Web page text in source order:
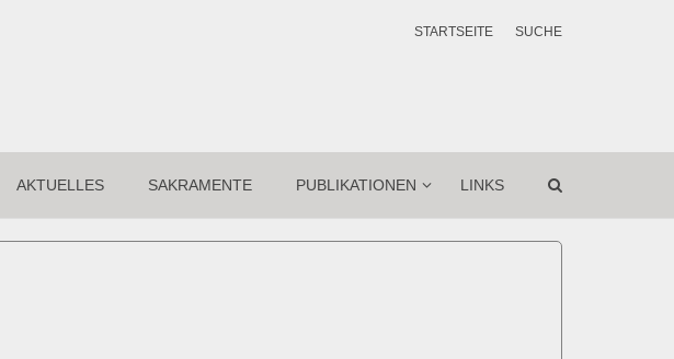
STARTSEITE SUCHE
AKTUELLES SAKRAMENTE PUBLIKATIONEN LINKS